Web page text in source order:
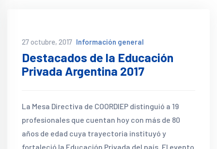
27 octubre, 2017 Información general
Destacados de la Educación
Privada Argentina 2017
La Mesa Directiva de COORDIEP distinguió a 19
profesionales que cuentan hoy con más de 80
años de edad cuya trayectoria instituyó y
fortaleció la Educación Privada del país. El evento